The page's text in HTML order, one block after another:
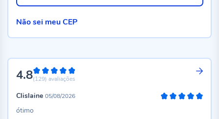
4.896%
(129) avaliações
Clislaine 05/08/2026
ótimo
Não sei meu CEP